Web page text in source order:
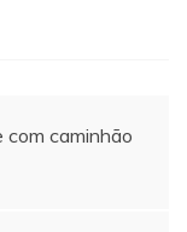
com caminhão